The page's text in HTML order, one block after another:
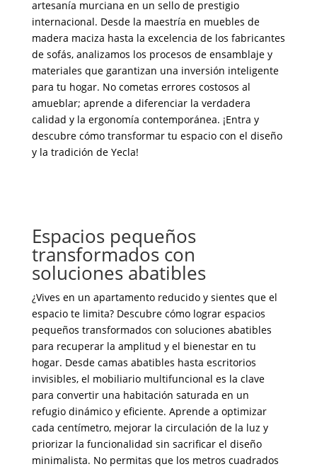
artesanía murciana en un sello de prestigio
internacional. Desde la maestría en muebles de
madera maciza hasta la excelencia de los fabricantes
de sofás, analizamos los procesos de ensamblaje y
materiales que garantizan una inversión inteligente
para tu hogar. No cometas errores costosos al
amueblar; aprende a diferenciar la verdadera
calidad y la ergonomía contemporánea. ¡Entra y
descubre cómo transformar tu espacio con el diseño
y la tradición de Yecla!
Espacios pequeños
transformados con
soluciones abatibles
¿Vives en un apartamento reducido y sientes que el
espacio te limita? Descubre cómo lograr espacios
pequeños transformados con soluciones abatibles
para recuperar la amplitud y el bienestar en tu
hogar. Desde camas abatibles hasta escritorios
invisibles, el mobiliario multifuncional es la clave
para convertir una habitación saturada en un
refugio dinámico y eficiente. Aprende a optimizar
cada centímetro, mejorar la circulación de la luz y
priorizar la funcionalidad sin sacrificar el diseño
minimalista. No permitas que los metros cuadrados